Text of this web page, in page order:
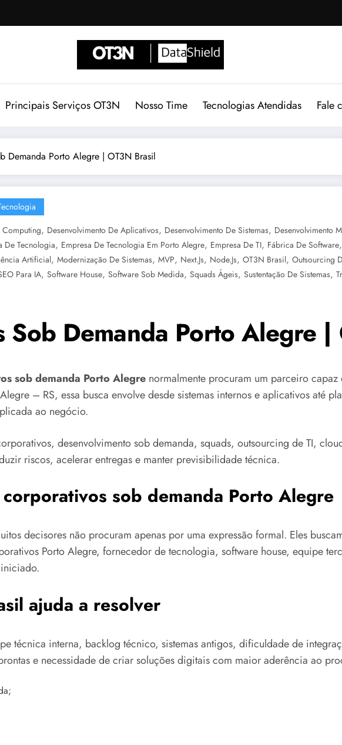
Principais Serviços OT3N Nosso Time Tecnologias Atendidas Fale
Demanda Porto Alegre | OT3N Brasil
, Desenvolvimento De Aplicativos, Desenvolvimento De Sistemas, Desenvolvimento
De Tecnologia, Empresa De Tecnologia Em Porto Alegre, Empresa De TI, Fábrica De Software,
Artificial, Modernização De Sistemas, MVP, Next.js, Node.js, OT3N Brasil, Outsourcing
Para IA, Software House, Software Sob Medida, Squads Ágeis, Sustentação De Sistemas,
Sob Demanda Porto Alegre |
sob demanda Porto Alegre normalmente procuram um parceiro
– RS, essa busca envolve desde sistemas internos e aplicativos até
ao negócio.
desenvolvimento sob demanda, squads, outsourcing de TI,
riscos, acelerar entregas e manter previsibilidade técnica.
sob demanda Porto Alegre
decisores não procuram apenas por uma expressão formal. Eles
Porto Alegre, fornecedor de tecnologia, software house, equipe
ajuda a resolver
técnica interna, backlog técnico, sistemas antigos, dificuldade de
e necessidade de criar soluções digitais com maior aderência ao